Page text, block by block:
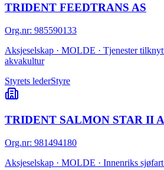
TRIDENT FEEDTRANS AS
Org.nr: 985590133
Aksjeselskap · MOLDE · Tjenester
akvakultur
Styrets lederStyre
TRIDENT SALMON STAR II
Org.nr: 981494180
Aksjeselskap · MOLDE · Innenriks